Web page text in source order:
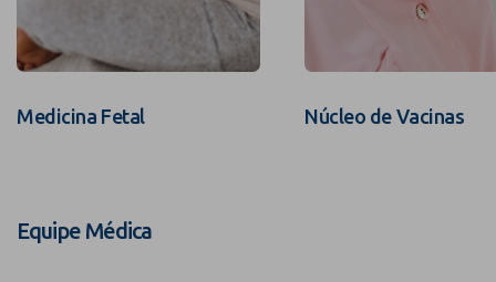
Medicina Fetal Núcleo de Vacinas
Equipe Médica